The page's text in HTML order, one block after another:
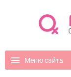
Меню сайта